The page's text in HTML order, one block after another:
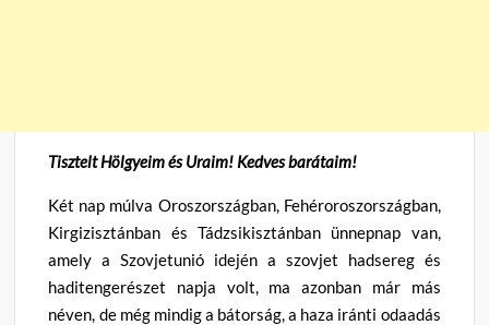
Tisztelt Hölgyeim és Uraim! Kedves barátaim!
Két nap múlva Oroszországban, Fehéroroszországban,
Kirgizisztánban és Tádzsikisztánban ünnepnap van,
amely a Szovjetunió idején a szovjet hadsereg és
haditengerészet napja volt, ma azonban már más
néven, de még mindig a bátorság, a haza iránti odaadás